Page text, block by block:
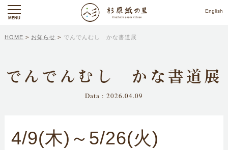
English
MENU
HOME > お知らせ > でんでんむし かな書道展
でんでんむし かな書道展
Data : 2026.04.09
4/9(木)～5/26(火)